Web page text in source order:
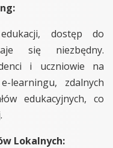
dostęp do
się niezbędny.
i uczniowie na
learningu, zdalnych
edukacyjnych, co
Lokalnych: